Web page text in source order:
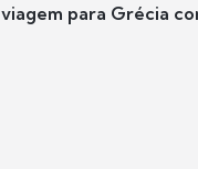
viagem para Grécia